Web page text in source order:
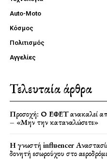
Auto-Moto
Κόσμος
Πολιτισμός
Αγγελίες
Τελευταία άρθρα
Προσοχή: Ο ΕΦΕΤ ανακαλεί
– «Μην την καταναλώσετε»
Η γνωστή influencer
δονητή εσωρούχου στο